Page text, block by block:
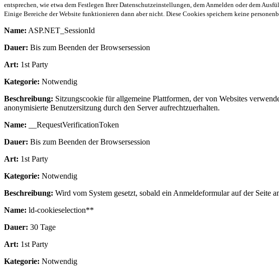
entsprechen, wie etwa dem Festlegen Ihrer Datenschutzeinstellungen, dem Anmelden oder dem
Einige Bereiche der Website funktionieren dann aber nicht. Diese Cookies speichern keine
Name: ASP.NET_SessionId
Dauer: Bis zum Beenden der Browsersession
Art: 1st Party
Kategorie: Notwendig
Beschreibung: Sitzungscookie für allgemeine Plattformen, der von Websites
anonymisierte Benutzersitzung durch den Server aufrechtzuerhalten.
Name: __RequestVerificationToken
Dauer: Bis zum Beenden der Browsersession
Art: 1st Party
Kategorie: Notwendig
Beschreibung: Wird vom System gesetzt, sobald ein Anmeldeformular auf der Seite
Name: ld-cookieselection**
Dauer: 30 Tage
Art: 1st Party
Kategorie: Notwendig